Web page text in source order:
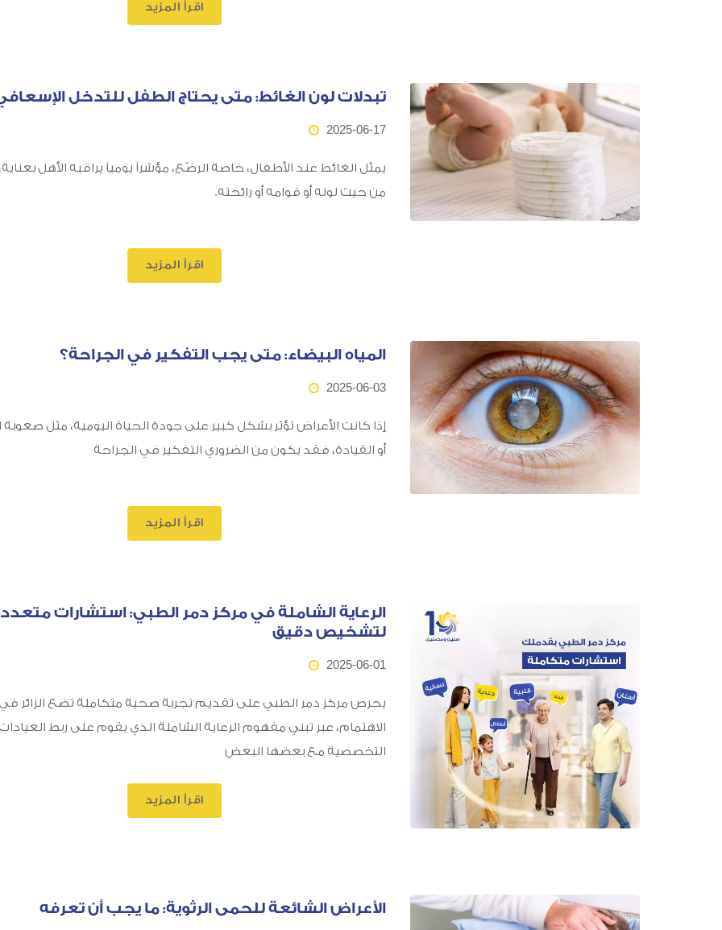
اقرأ المزيد
تبدلات لون الغائط: متى يحتاج الطفل للتدخل
2025-06-17
يمثّل الغائط عند الأطفال، خاصة الرضّع، مؤشراً يومياً يراقبه الأهل
من حيث لونه أو قوامه أو رائحته.
اقرأ المزيد
المياه البيضاء: متى يجب التفكير في الجراحة؟
2025-06-03
إذا كانت الأعراض تؤثر بشكل كبير على جودة الحياة اليومية، مثل صعوبة
أو القيادة، فقد يكون من الضروري التفكير في الجراحة
اقرأ المزيد
الرعاية الشاملة في مركز دمر الطبي: استشارات
لتشخيص دقيق
2025-06-01
يحرص مركز دمر الطبي على تقديم تجربة صحية متكاملة تضع الزائر
الاهتمام، عبر تبني مفهوم الرعاية الشاملة الذي يقوم على ربط
التخصصية مع بعضها البعض
اقرأ المزيد
الأعراض الشائعة للحمى الرثوية: ما يجب أن تعرفه